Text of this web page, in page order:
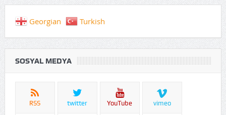
Georgian Turkish
SOSYAL MEDYA
RSS twitter YouTube vimeo